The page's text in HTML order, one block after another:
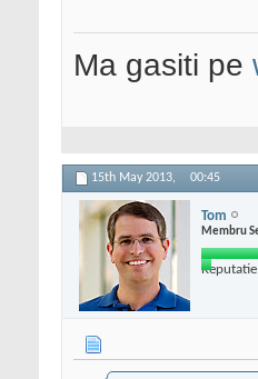
Ma gasiti pe
15th May 2013, 00:45
Tom
Membru